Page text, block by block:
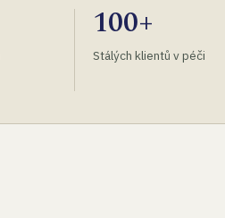
100+
Stálých klientů v péči